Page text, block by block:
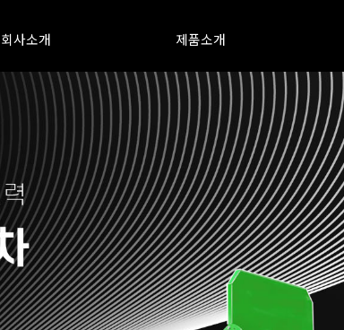
회사소개 제품소개